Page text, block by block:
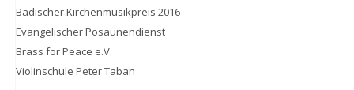
Badischer Kirchenmusikpreis 2016
Evangelischer Posaunendienst
Brass for Peace e.V.
Violinschule Peter Taban